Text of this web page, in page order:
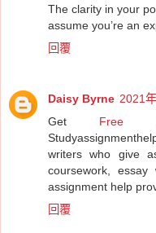
The clarity in your
assume you’re an
回覆
Daisy Byrne 2021
Get Free
writers who give
coursework,
assignment help
回覆